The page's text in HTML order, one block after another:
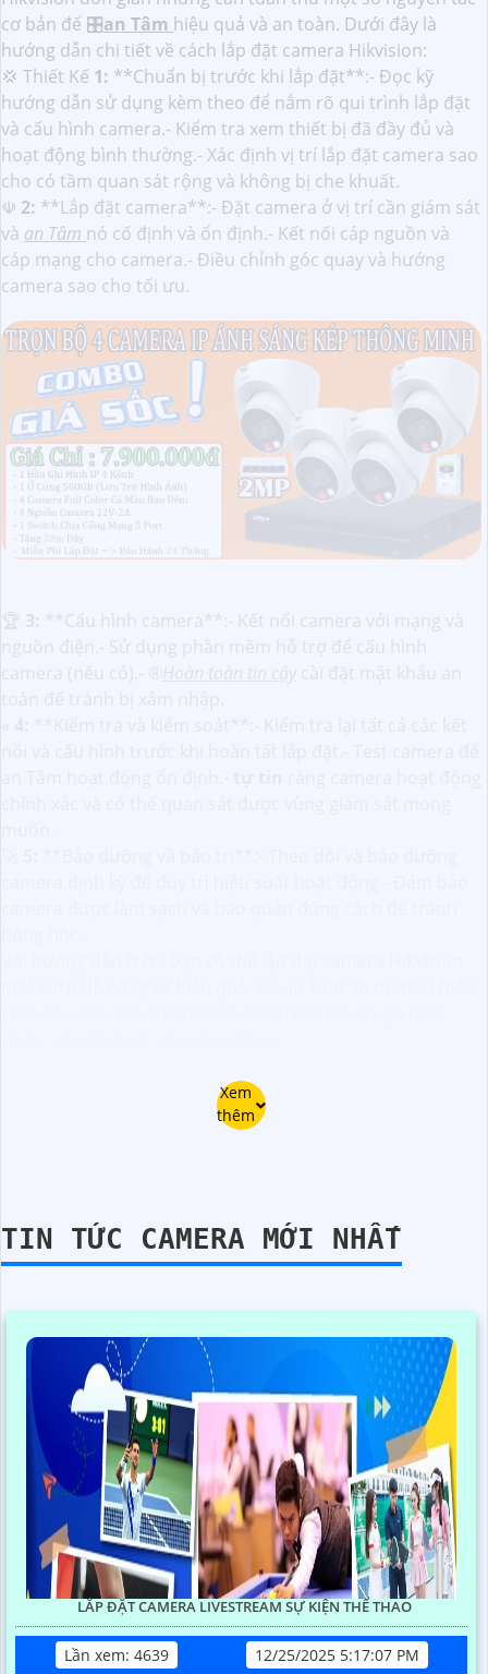
cơ bản để 🎛an Tâm hiệu quả và an toàn. Dưới đây là
hướng dẫn chi tiết về cách lắp đặt camera Hikvision:
💢 Thiết Kế 1: **Chuẩn bị trước khi lắp đặt**:- Đọc kỹ
hướng dẫn sử dụng kèm theo để nắm rõ qui trình lắp đặt
và cấu hình camera.- Kiểm tra xem thiết bị đã đầy đủ và
hoạt động bình thường.- Xác định vị trí lắp đặt camera sao
cho có tầm quan sát rộng và không bị che khuất.
☫ 2: **Lắp đặt camera**:- Đặt camera ở vị trí cần giám sát
và an Tâm nó cố định và ổn định.- Kết nối cáp nguồn và
cáp mạng cho camera.- Điều chỉnh góc quay và hướng
camera sao cho tối ưu.
3:
**Cấu hình camera**:- Kết nối camera với mạng và
Hoàn toàn tin cậy
Xem
thêm
TIN TỨC CAMERA MỚI NHẤT
LẮP ĐẶT CAMERA LIVESTREAM SỰ KIỆN THỂ THAO
Lần xem: 4639
12/25/2025 5:17:07 PM